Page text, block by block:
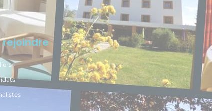
rejoindre